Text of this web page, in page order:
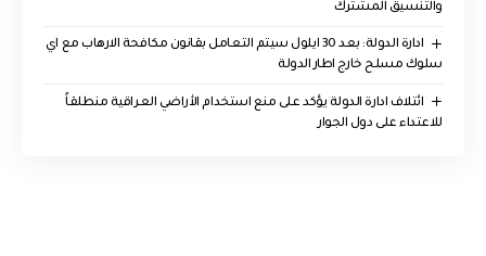
والتنسيق المشترك
ادارة الدولة: بعد 30 ايلول سيتم التعامل بقانون مكافحة الارهاب مع اي
سلوك مسلح خارج اطار الدولة
ائتلاف ادارة الدولة يؤكد على منع استخدام الأراضي العراقية منطلقاً
للاعتداء على دول الجوار